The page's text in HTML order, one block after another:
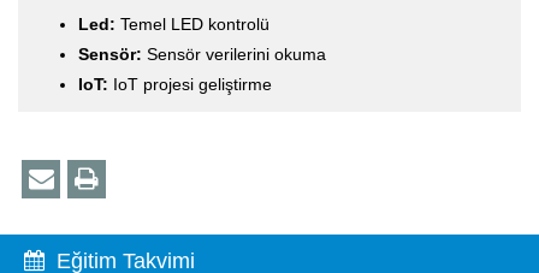
Led: Temel LED kontrolü
Sensör: Sensör verilerini okuma
IoT: IoT projesi geliştirme
Eğitim Takvimi